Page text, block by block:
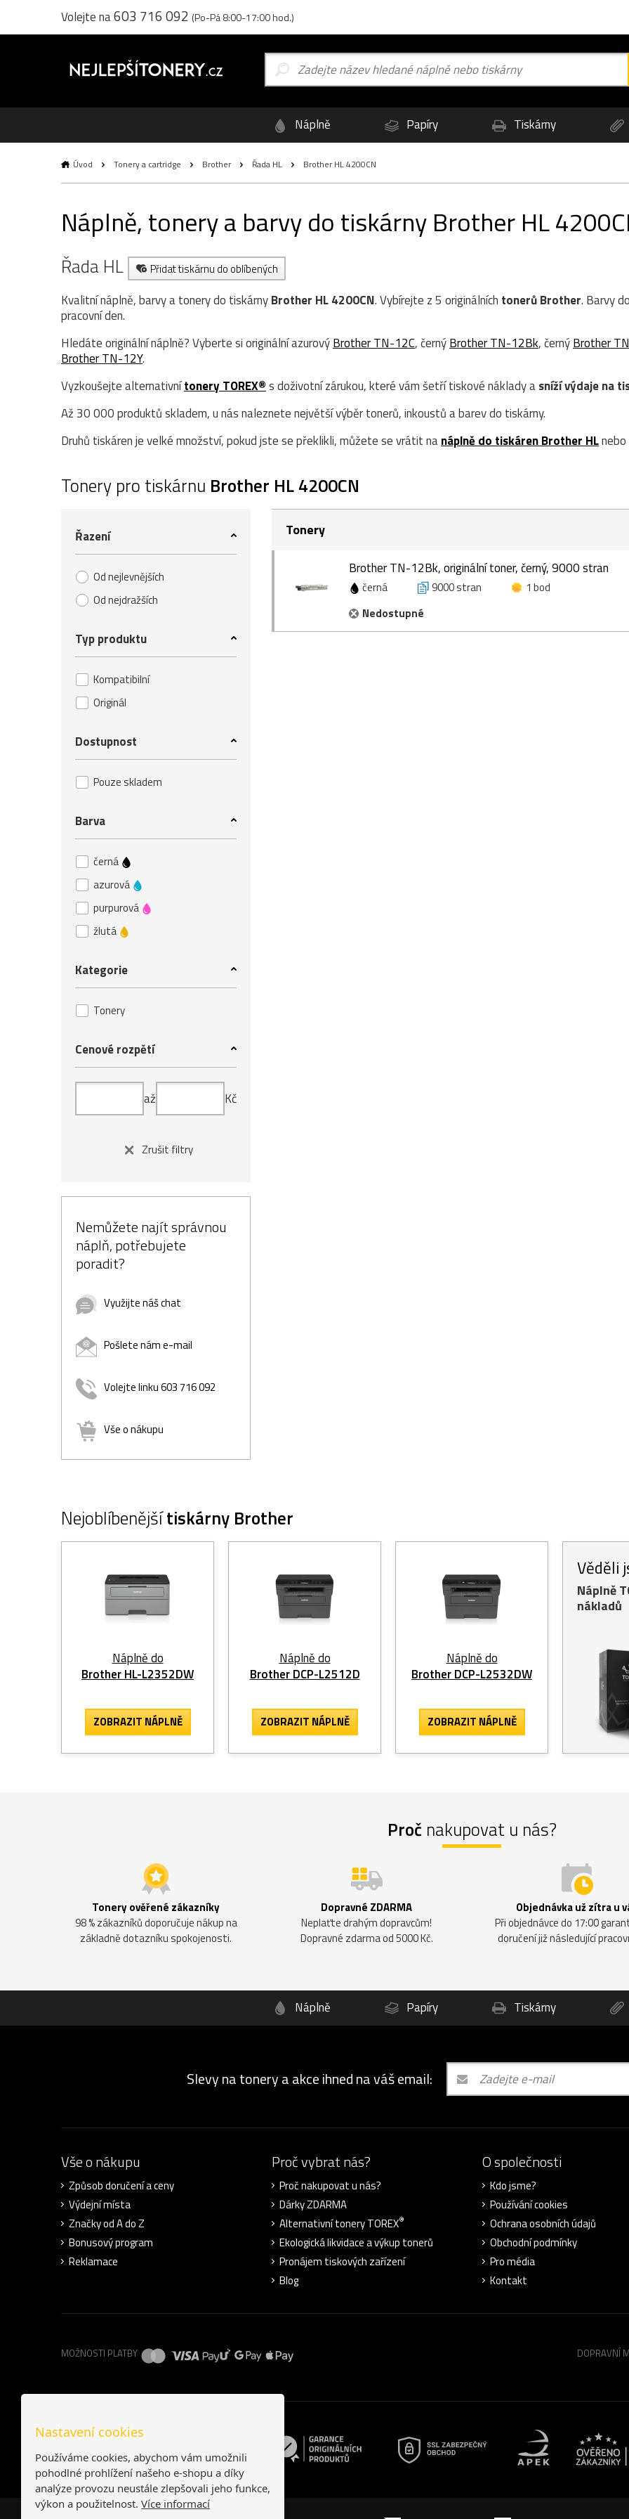
Volejte na603 716 092 (Po-Pá 8:00-17:00 hod.)
Náplně Papíry Tiskárny
Úvod Tonery a cartridge Brother Řada HL Brother HL 4200CN
Náplně, tonery a barvy do tiskárny Brother HL
Řada HL Přidat tiskárnu do oblíbených
Kvalitní náplně, barvy a tonery do tiskárnyBrother HL 4200CN. Vybírejte z 5 originálních tonerůBrother. Barvy
pracovní den.
Hledáte originální náplně? Vyberte si originální azurovýBrother TN-12C, černýBrother TN-12Bk, černýBrother
Brother TN-12Y.
Vyzkoušejte alternativnítonery TOREX®s doživotní zárukou, které vám šetří tiskové náklady asníží výdaje na
Až 30 000 produktů skladem, u nás naleznete největší výběr tonerů, inkoustů a barev do tiskárny.
Druhů tiskáren je velké množství, pokud jste se překlikli, můžete se vrátit nanáplně do tiskáren Brother HL
Tonery pro tiskárnu Brother HL 4200CN
Řazení
Od nejlevnějších
Od nejdražších
Typ produktu
Kompatibilní
Originál
Dostupnost
Pouze skladem
Barva
černá
azurová
purpurová
žlutá
Kategorie
Tonery
Cenové rozpětí
až Kč
Zrušit filtry
Nemůžete najít správnou
náplň, potřebujete
poradit?
Využijte náš chat
Pošlete nám e-mail
Volejte linku 603 716 092
Vše o nákupu
Tonery
Brother TN-12Bk, originální toner, černý, 9000 stran
černá 9000 stran
1 bod
Nedostupné
Nejoblíbenějšítiskárny Brother
Náplně do
Brother HL-L2352DW
ZOBRAZITNÁPLNĚ
Náplně do
Brother DCP-L2512D
ZOBRAZITNÁPLNĚ
Náplně do
Brother DCP-L2532DW
ZOBRAZITNÁPLNĚ
Věděli
Náplně
nákladů
Proč nakupovat u nás?
Tonery ověřené zákazníky
98 % zákazníků doporučuje nákup na
základně dotazníku spokojenosti.
Dopravné ZDARMA
Neplaťte drahým dopravcům!
Dopravné zdarma od 5000 Kč.
Objednávka už zítra u
Při objednávce do 17:00
doručení již následující
Náplně Papíry Tiskárny
Slevy na tonery a akce ihned na váš email:
Vše o nákupu
Způsob doručení a ceny
Výdejní místa
Značky od A do Z
Bonusový program
Reklamace
Proč vybrat nás?
Proč nakupovat u nás?
Dárky ZDARMA
Alternativní tonery TOREX®
Ekologická likvidace a výkup tonerů
Pronájem tiskových zařízení
Blog
O společnosti
Kdo jsme?
Používání cookies
Ochrana osobních údajů
Obchodní podmínky
Pro média
Kontakt
MOŽNOSTI PLATBY DOPRAVNÍ
Nastavení cookies
Používáme cookies, abychom vám umožnili
pohodlné prohlížení našeho e-shopu a díky
analýze provozu neustále zlepšovali jeho funkce,
výkon a použitelnost. Více informací